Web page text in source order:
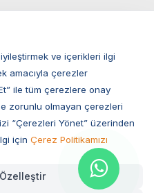
Sorular
ve içerikleri ilgi
amacıyla çerezler
ile tüm çerezlere onay
zorunlu olmayan çerezleri
“Çerezleri Yönet” üzerinden
için Çerez Politikamızı